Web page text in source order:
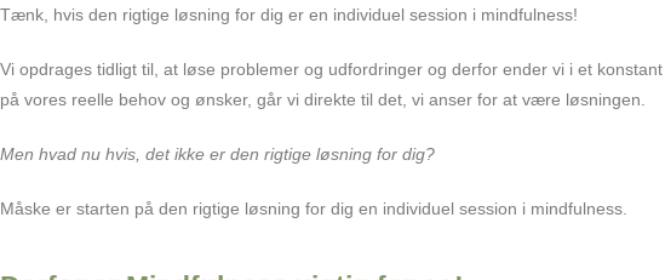
Tænk, hvis den rigtige løsning for dig er en individuel session i mindfulness!
Vi opdrages tidligt til, at løse problemer og udfordringer og derfor ender vi i et
på vores reelle behov og ønsker, går vi direkte til det, vi anser for at være løsningen.
Men hvad nu hvis, det ikke er den rigtige løsning for dig?
Måske er starten på den rigtige løsning for dig en individuel session i mindfulness.